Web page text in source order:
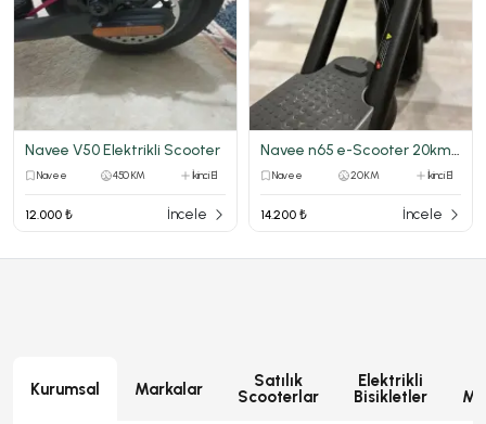
Navee V50 Elektrikli Scooter
Navee 450 KM İkinci El
12.000 ₺ İncele
Navee n65 e-Scooter 20km de aksesuarlı
Navee 20 KM İkinci El
14.200 ₺ İncele
Kurumsal Markalar
Satılık
Scooterlar
Elektrikli
Bisikletler